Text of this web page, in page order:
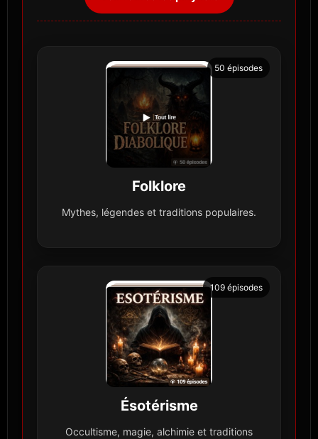
50 épisodes
Folklore
Mythes, légendes et traditions populaires.
109 épisodes
Ésotérisme
Occultisme, magie, alchimie et traditions